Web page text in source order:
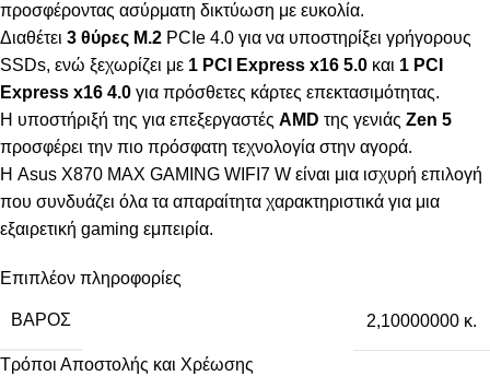
προσφέροντας ασύρματη δικτύωση με ευκολία.
Διαθέτει 3 θύρες M.2 PCIe 4.0 για να υποστηρίξει γρήγορους
SSDs, ενώ ξεχωρίζει με 1 PCI Express x16 5.0 και 1 PCI
Express x16 4.0 για πρόσθετες κάρτες επεκτασιμότητας.
Η υποστήριξή της για επεξεργαστές AMD της γενιάς Zen 5
προσφέρει την πιο πρόσφατη τεχνολογία στην αγορά.
Η Asus X870 MAX GAMING WIFI7 W είναι μια ισχυρή επιλογή
που συνδυάζει όλα τα απαραίτητα χαρακτηριστικά για μια
εξαιρετική gaming εμπειρία.
Επιπλέον πληροφορίες
ΒΆΡΟΣ 2,10000000 κ.
Τρόποι Αποστολής και Χρέωσης